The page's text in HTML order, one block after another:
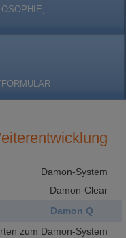
Damon-System
Damon-Clear
Damon Q
zum Damon-System